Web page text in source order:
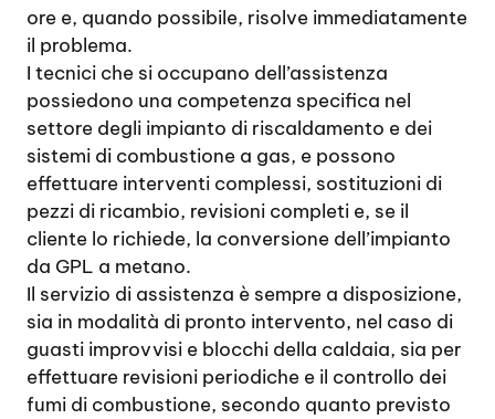
ore e, quando possibile, risolve immediatamente
il problema.
I tecnici che si occupano dell’assistenza
possiedono una competenza specifica nel
settore degli impianto di riscaldamento e dei
sistemi di combustione a gas, e possono
effettuare interventi complessi, sostituzioni di
pezzi di ricambio, revisioni completi e, se il
cliente lo richiede, la conversione dell’impianto
da GPL a metano.
Il servizio di assistenza è sempre a disposizione,
sia in modalità di pronto intervento, nel caso di
guasti improvvisi e blocchi della caldaia, sia per
effettuare revisioni periodiche e il controllo dei
fumi di combustione, secondo quanto previsto